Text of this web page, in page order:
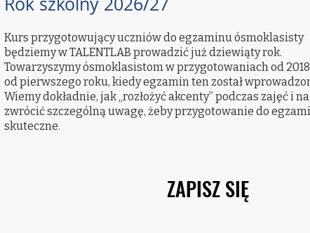
Kurs przygotowujący uczniów do egzaminu ósmoklasisty
będziemy w TALENTLAB prowadzić już dziewiąty rok.
Towarzyszymy ósmoklasistom w przygotowaniach od
od pierwszego roku, kiedy egzamin ten został
Wiemy dokładnie, jak „rozłożyć akcenty” podczas zajęć i
zwrócić szczególną uwagę, żeby przygotowanie do
skuteczne.
ZAPISZ SIĘ
ZAPISZ SIĘ